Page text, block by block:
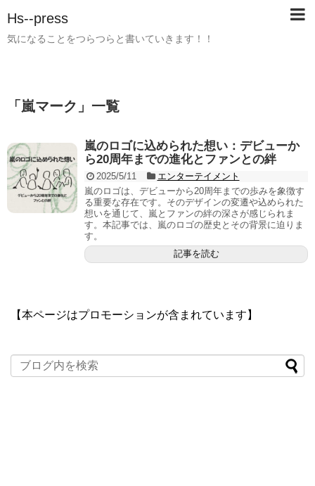
Hs--press
気になることをつらつらと書いていきます！！
「 嵐マーク 」 一覧
嵐のロゴに込められた想い：デビューか
ら20周年までの進化とファンとの絆
2025/5/11
エンターテイメント
嵐のロゴは、デビューから20周年までの歩みを象徴す
る重要な存在です。​そのデザインの変遷や込められた
想いを通じて、嵐とファンの絆の深さが感じられま
す。​本記事では、嵐のロゴの歴史とその背景に迫りま
す。
記事を読む
【本ページはプロモーションが含まれています】